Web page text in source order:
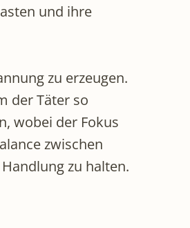
zu erzeugen.
der Täter so
wobei der Fokus
zwischen
zu halten.